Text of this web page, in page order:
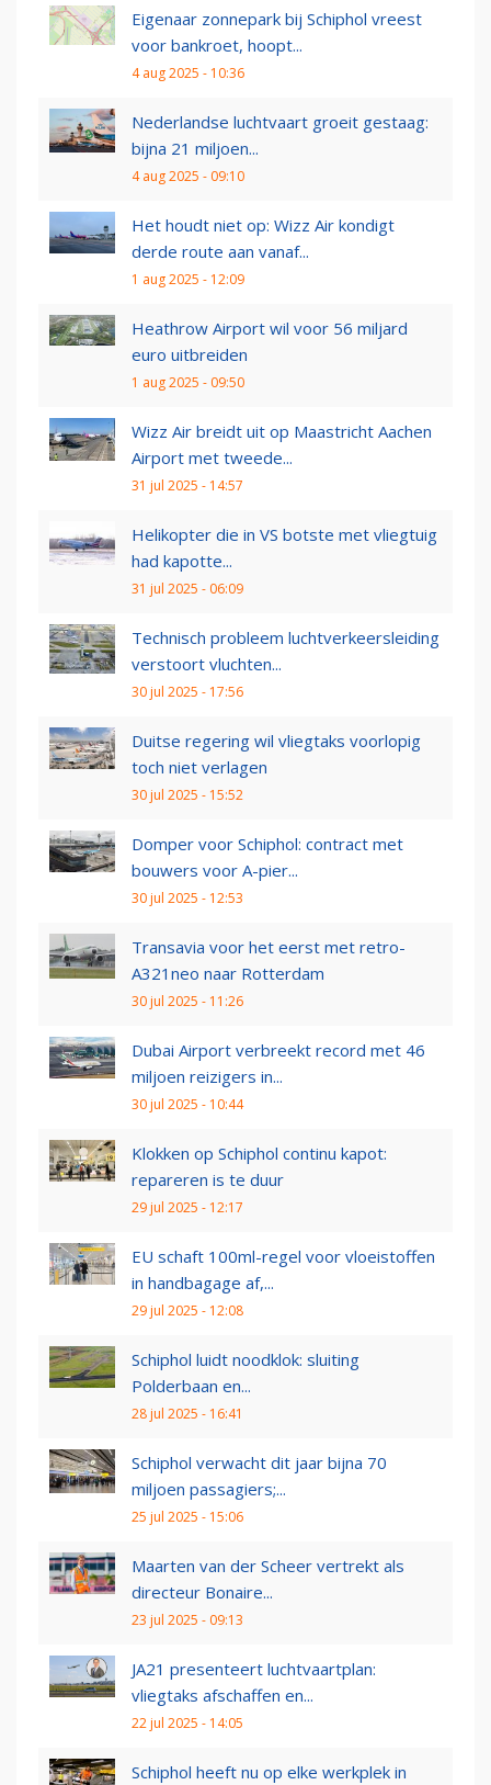
Eigenaar zonnepark bij Schiphol vreest
voor bankroet, hoopt...
4 aug 2025 - 10:36
Nederlandse luchtvaart groeit gestaag:
bijna 21 miljoen...
4 aug 2025 - 09:10
Het houdt niet op: Wizz Air kondigt
derde route aan vanaf...
1 aug 2025 - 12:09
Heathrow Airport wil voor 56 miljard
euro uitbreiden
1 aug 2025 - 09:50
Wizz Air breidt uit op Maastricht Aachen
Airport met tweede...
31 jul 2025 - 14:57
Helikopter die in VS botste met vliegtuig
had kapotte...
31 jul 2025 - 06:09
Technisch probleem luchtverkeersleiding
verstoort vluchten...
30 jul 2025 - 17:56
Duitse regering wil vliegtaks voorlopig
toch niet verlagen
30 jul 2025 - 15:52
Domper voor Schiphol: contract met
bouwers voor A-pier...
30 jul 2025 - 12:53
Transavia voor het eerst met retro-
A321neo naar Rotterdam
30 jul 2025 - 11:26
Dubai Airport verbreekt record met 46
miljoen reizigers in...
30 jul 2025 - 10:44
Klokken op Schiphol continu kapot:
repareren is te duur
29 jul 2025 - 12:17
EU schaft 100ml-regel voor vloeistoffen
in handbagage af,...
29 jul 2025 - 12:08
Schiphol luidt noodklok: sluiting
Polderbaan en...
28 jul 2025 - 16:41
Schiphol verwacht dit jaar bijna 70
miljoen passagiers;...
25 jul 2025 - 15:06
Maarten van der Scheer vertrekt als
directeur Bonaire...
23 jul 2025 - 09:13
JA21 presenteert luchtvaartplan:
vliegtaks afschaffen en...
22 jul 2025 - 14:05
Schiphol heeft nu op elke werkplek in